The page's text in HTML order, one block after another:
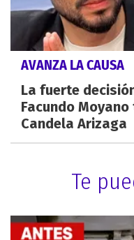
AVANZA LA CAUSA
La fuerte
Facundo
Candela Arizaga
Te